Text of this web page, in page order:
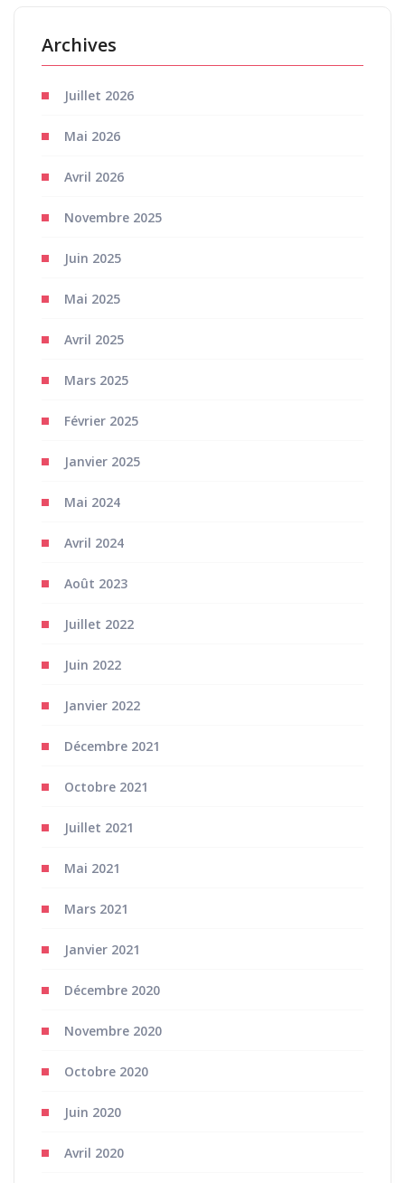
Archives
Juillet 2026
Mai 2026
Avril 2026
Novembre 2025
Juin 2025
Mai 2025
Avril 2025
Mars 2025
Février 2025
Janvier 2025
Mai 2024
Avril 2024
Août 2023
Juillet 2022
Juin 2022
Janvier 2022
Décembre 2021
Octobre 2021
Juillet 2021
Mai 2021
Mars 2021
Janvier 2021
Décembre 2020
Novembre 2020
Octobre 2020
Juin 2020
Avril 2020